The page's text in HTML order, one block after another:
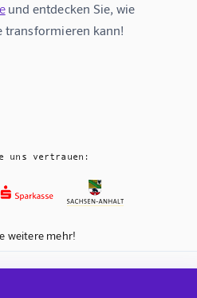
und entdecken Sie, wie
transformieren kann!
uns vertrauen:
weitere mehr!